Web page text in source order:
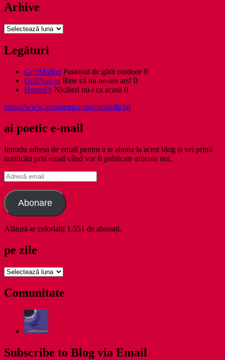
Arhive
Arhive
Legături
GrillMarket Pasionat de gătit outdoor 0
GrillNation Bine că nu ne-am ars! 0
HomeFit Nicăieri nu-i ca acasă 0
https://www.instagram.com/citestioficial
ai poetic e-mail
Introdu adresa de email pentru a te abona la acest blog și vei primi
notificări prin email când vor fi publicate articole noi.
Adresă
email
Abonare
Alătură-te celorlalți 1.551 de abonați.
pe zile
pe
Comunitate
Subscribe to Blog via Email